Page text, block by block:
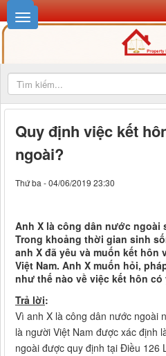
Quy định việc kết
ngoài?
Thứ ba - 04/06/2019 23:30
Anh X là công dân nước ngoài
Trong khoảng thời gian sinh
anh X đã yêu và muốn kết hôn
Việt Nam. Anh X muốn hỏi,
như thế nào về việc kết hôn
Trả lời:
Vì anh X là công dân nước ngoài
là người Việt Nam được xác định
ngoài được quy định tại Điều 126